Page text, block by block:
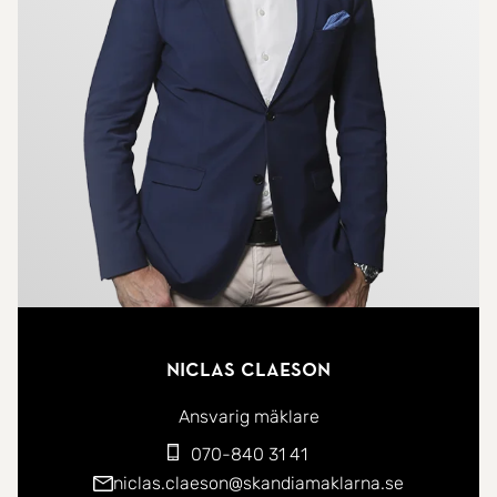
Bostaden totalrenoverades 2019 av fackmän med
omsorg och resultatet är ett hem där modern
komfort möter vindsvåningens charm på bästa
sätt. Interiören präglas av fina materialval såsom
vackra chevrongolv i ek och målade väggar i
Jotuns sobra mineralfärger som tillsammans
skapar en varm, lugn och stilfull känsla genom
hela bostaden.
villaträdgårdar och en rofylld kvartersatmosfär
samtidigt som stadens puls finns bara cirka tio
minuter bort. Kombinationen har gjort Gamla
Enskede till ett av södra Stockholms mest
Niclas Claeson
Ansvarig mäklare
070-840 31 41
niclas.claeson@skandiamaklarna.se